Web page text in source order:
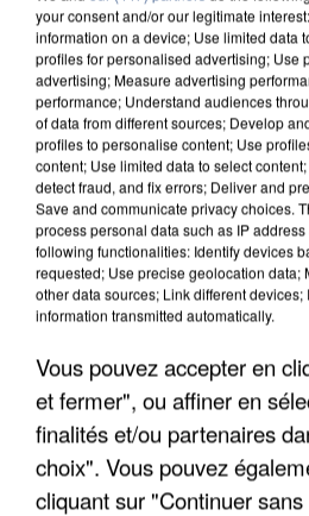
L’UN DES FONDATEURS
MAFIA INTERPELLÉ EN
your consent and/or our legitimate
information on a device; Use limited data
profiles for personalised advertising; Use
advertising; Measure advertising
performance; Understand audiences
of data from different sources; Develop
profiles to personalise content; Use
content; Use limited data to select
detect fraud, and fix errors; Deliver and
Save and communicate privacy choices.
process personal data such as IP
following functionalities: Identify devices
requested; Use precise geolocation data;
other data sources; Link different
information transmitted automatically.
Vous pouvez accepter en
et fermer", ou affiner en
finalités et/ou partenaires
choix". Vous pouvez
cliquant sur "Continuer